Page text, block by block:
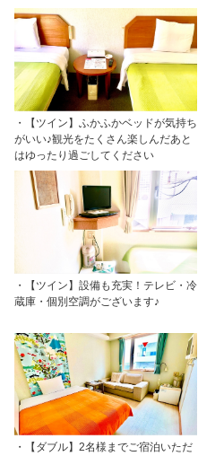
・【ツイン】ふかふかベッドが気持ち
がいい♪観光をたくさん楽しんだあと
はゆったり過ごしてください
・【ツイン】設備も充実！テレビ・冷
蔵庫・個別空調がございます♪
・【ダブル】2名様までご宿泊いただ